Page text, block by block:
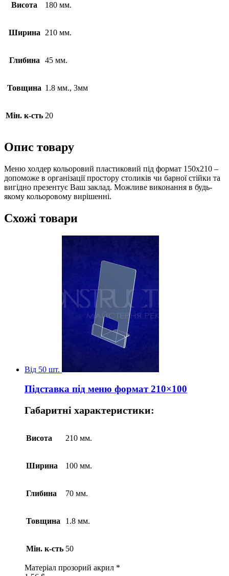
Висота 180 мм.
Ширина 210 мм.
Глибина 45 мм.
Товщина 1.8 мм., 3мм
Мін. к-сть 20
Опис товару
Меню холдер кольоровий пластиковий під формат 150х210 –
допоможе в організації простору столиків чи барної стійки та
вигідно презентує Ваш заклад. Можливе виконання в будь-
якому кольоровому вирішенні.
Схожі товари
Від 50 шт.
Підставка під меню формат 210×100
Габаритні характеристики:
Висота 210 мм.
Ширина 100 мм.
Глибина 70 мм.
Товщина 1.8 мм.
Мін. к-сть 50
Матеріал прозорий акрил *